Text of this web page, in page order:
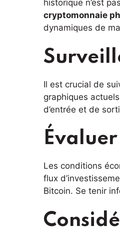
historique n’est
cryptomonnaie
dynamiques de
Il est crucial de
graphiques
d’entrée et de
Les conditions
flux
Bitcoin. Se tenir